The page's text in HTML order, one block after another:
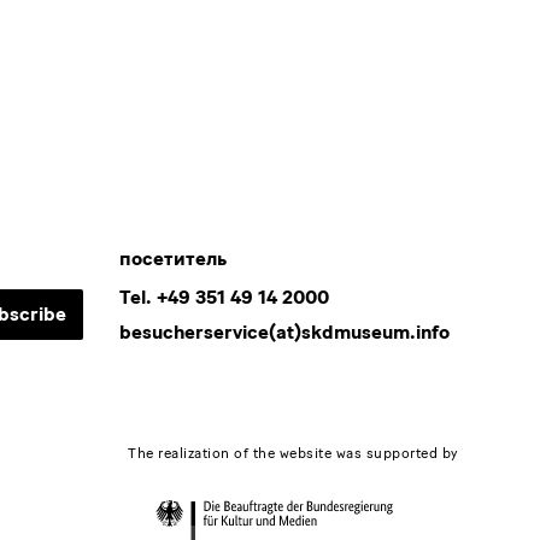
посетитель
Tel. +49 351 49 14 2000
besucherservice(at)skdmuseum.info
The realization of the website was supported by